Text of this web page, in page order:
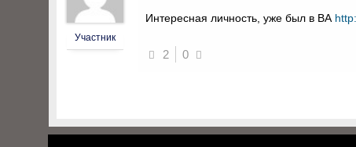
Участник
Интересная личность, уже был в ВА
2 0